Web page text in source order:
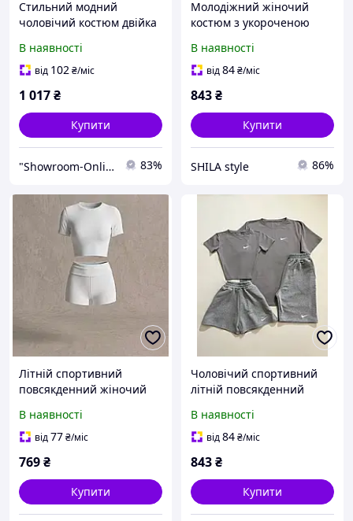
Стильний модний
чоловічий костюм двійка
В наявності
від 102₴/міс
1 017₴
Купити
"Showroom-Online": Тисячі образів — один клік! 83%
Молодіжний жіночий
костюм з укороченою
чорний шоколад 42-46
В наявності
від84₴/міс
843₴
Купити
SHILA style 86%
Літній спортивний
повсякденний жіночий
барбі білий 42-46
В наявності
від77₴/міс
769₴
Купити
Чоловічий спортивний
літній повсякденний
чорний графіт шоколад
42-46 46-50
В наявності
від84₴/міс
843₴
Купити